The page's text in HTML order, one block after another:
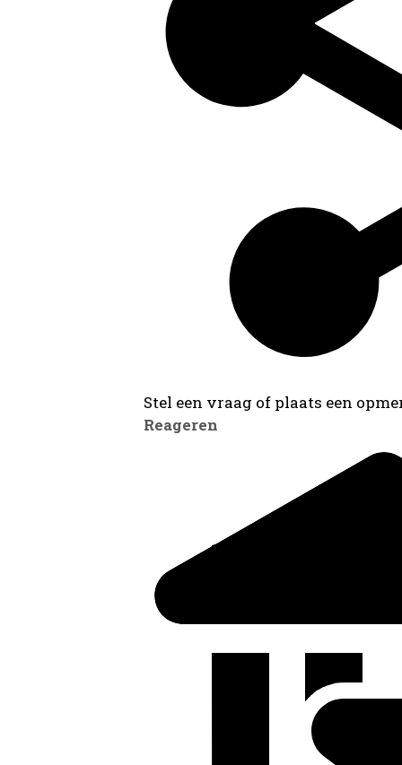
Stel een vraag of plaats een
Reageren